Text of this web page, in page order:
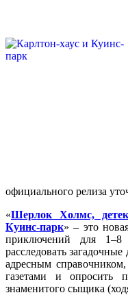
официального релиза
«Шерлок Холмс,
Куинс-парк» – это
приключений для 1–8
расследовать
адресным
газетами и опросить
знаменитого сыщика